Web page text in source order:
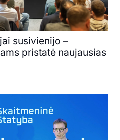
susivienijo –
pristatė naujausias